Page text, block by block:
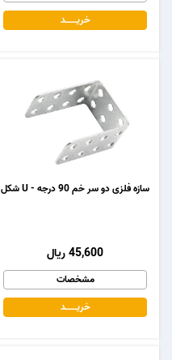
خریـــــــد
سازه فلزی دو سر خم 90 درجه - U شکل
45,600 ریال
مشخصات
خریـــــــد